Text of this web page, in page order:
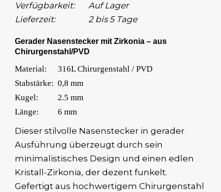
Verfügbarkeit:
Auf Lager
Lieferzeit:
2 bis 5 Tage
Gerader Nasenstecker mit Zirkonia – aus
Chirurgenstahl/PVD
Material:
316L Chirurgenstahl / PVD
Stabstärke: 0,8 mm
Kugel:
2.5 mm
Länge:
6 mm
Dieser stilvolle Nasenstecker in gerader
Ausführung überzeugt durch sein
minimalistisches Design und einen edlen
Kristall-Zirkonia, der dezent funkelt.
Gefertigt aus hochwertigem Chirurgenstahl